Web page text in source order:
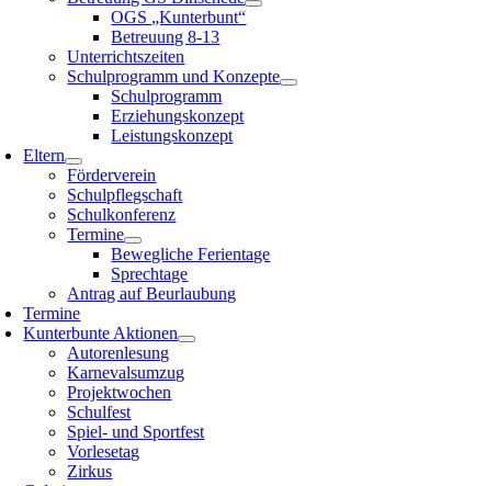
OGS „Kunterbunt“
Betreuung 8-13
Unterrichtszeiten
Schulprogramm und Konzepte
Schulprogramm
Erziehungskonzept
Leistungskonzept
Eltern
Förderverein
Schulpflegschaft
Schulkonferenz
Termine
Bewegliche Ferientage
Sprechtage
Antrag auf Beurlaubung
Termine
Kunterbunte Aktionen
Autorenlesung
Karnevalsumzug
Projektwochen
Schulfest
Spiel- und Sportfest
Vorlesetag
Zirkus